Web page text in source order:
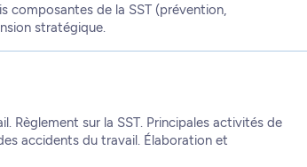
composantes de la SST (prévention,
stratégique.
Règlement sur la SST. Principales activités de
accidents du travail. Élaboration et